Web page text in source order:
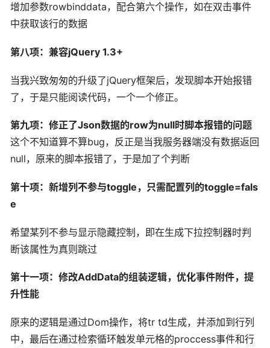
增加参数rowbinddata，配合第六个操作，如在双击事件
中获取该行的数据
第八项：兼容jQuery 1.3+
当我兴致匆匆的升级了jQuery框架后，发现脚本开始报错
了，于是只能阅读代码，一个一个修正。
第九项：修正了Json数据的row为null时脚本报错的问题
这个不知道算不算bug，反正是当我服务器端没有数据返回
null，原来的脚本报错了，于是加了个判断
第十项：新增列不参与toggle，只需配置列的toggle=fals
e
希望某列不参与显示隐藏控制，即在生成下拉控制器时判
断该属性为真则跳过
第十一项：修改AddData的组装逻辑，优化事件附件，提
升性能
原来的逻辑是通过Dom操作，将tr td生成，并添加到行列
中，最后在通过检索循环触发单元格的proccess事件和行